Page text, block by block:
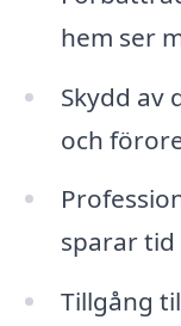
hem ser
Skydd av
och
sparar
Tillgång